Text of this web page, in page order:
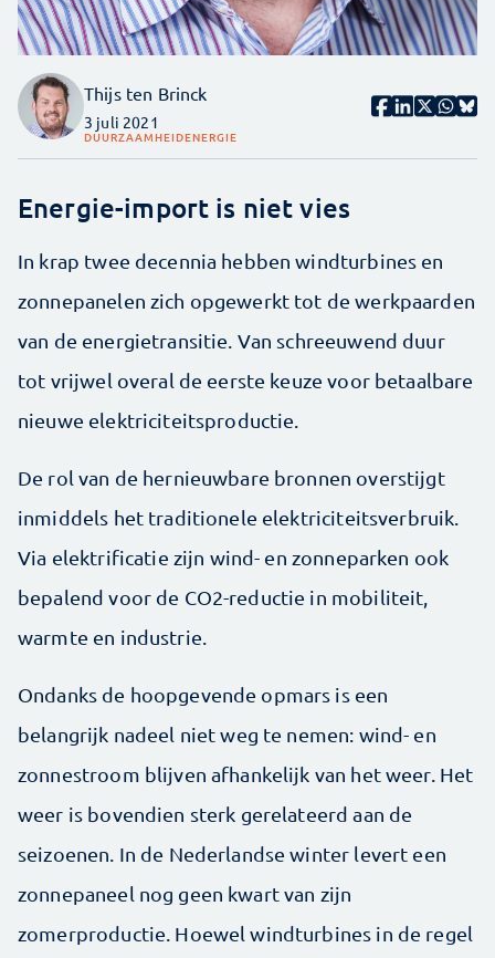
Thijs ten Brinck
3 juli 2021
DUURZAAMHEIDENERGIE
Energie-import is niet vies
In krap twee decennia hebben windturbines en
zonnepanelen zich opgewerkt tot de werkpaarden
van de energietransitie. Van schreeuwend duur
tot vrijwel overal de eerste keuze voor betaalbare
nieuwe elektriciteitsproductie.
De rol van de hernieuwbare bronnen overstijgt
inmiddels het traditionele elektriciteitsverbruik.
Via elektrificatie zijn wind- en zonneparken ook
bepalend voor de CO2-reductie in mobiliteit,
warmte en industrie.
Ondanks de hoopgevende opmars is een
belangrijk nadeel niet weg te nemen: wind- en
zonnestroom blijven afhankelijk van het weer. Het
weer is bovendien sterk gerelateerd aan de
seizoenen. In de Nederlandse winter levert een
zonnepaneel nog geen kwart van zijn
zomerproductie. Hoewel windturbines in de regel